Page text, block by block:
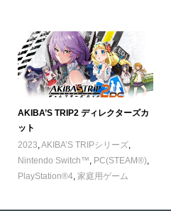
AKIBA’S TRIP2 ディレクターズカ
ット
2023 AKIBA’S TRIPシリーズ,
Nintendo Switch™ PC(STEAM®)
PlayStation®4, 家庭用ゲーム